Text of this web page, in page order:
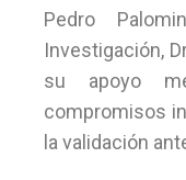
Pedro
Investigación,
su apoyo
compromisos
la validación